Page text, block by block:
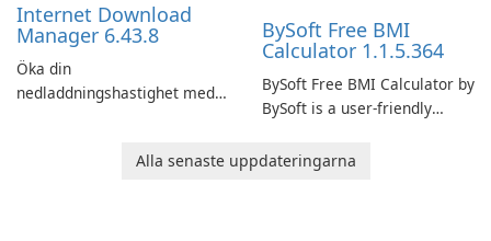
Internet Download
Manager 6.43.8
Öka din
nedladdningshastighet med
BySoft Free BMI
Calculator 1.1.5.364
BySoft Free BMI Calculator by
BySoft is a user-friendly
designed to help you
Alla senaste uppdateringarna